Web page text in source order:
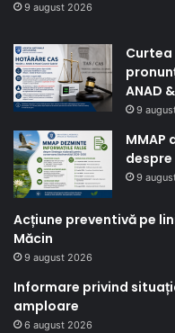
9 august 2026
Curtea
ANAD
9
MMAP
9
Acțiune preventivă pe
Măcin
9 august 2026
Informare privind
amploare
6 august 2026